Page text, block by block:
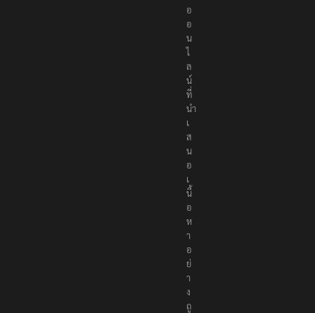
อ
อ
น
ไ
ล
น์
ที่
นำ
เ
ส
น
อ
เ
นื้
อ
ห
า
อ
ย่
า
ง
ถู